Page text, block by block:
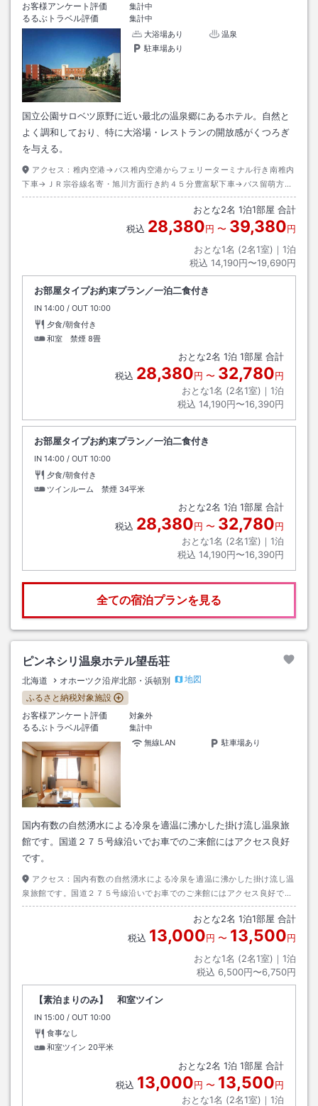
お客様アンケート評価
集計中
るるぶトラベル評価
集計中
大浴場あり
温泉
駐車場あり
国立公園サロベツ原野に近い最北の温泉郷にあるホテル。自然と
よく調和しており、特に大浴場・レストランの開放感がくつろぎ
を与える。
アクセス： 稚内空港→バス稚内空港からフェリーターミナル行き南稚内
下車→ＪＲ宗谷線名寄・旭川方面行き約４５分豊富駅下車→バス留萌方面
行き温泉行き約１５分豊富温泉スキー場前下車
おとな2名 1泊1部屋 合計
税込 28,380円 〜 39,380円
おとな1名 (2名1室)｜ 1泊
税込 14,190円〜19,690円
お部屋タイプお約束プラン／一泊二食付き
IN チェックイン
14:00 / OUT チェックアウト
10:00
夕食/朝食付き
和室 禁煙 8畳
おとな2名 1泊 1部屋 合計
税込 28,380円 〜 32,780円
おとな1名 (2名1室)｜ 1泊
税込 14,190円〜16,390円
お部屋タイプお約束プラン／一泊二食付き
IN チェックイン
14:00 / OUT チェックアウト
10:00
夕食/朝食付き
ツインルーム 禁煙 34平米
おとな2名 1泊 1部屋 合計
税込 28,380円 〜 32,780円
おとな1名 (2名1室)｜ 1泊
税込 14,190円〜16,390円
全ての宿泊プランを見る
ピンネシリ温泉ホテル望岳荘
北海道 オホーツク沿岸北部・浜頓別
地図
ふるさと納税対象施設
お客様アンケート評価
対象外
るるぶトラベル評価
集計中
無線LAN
駐車場あり
国内有数の自然湧水による冷泉を適温に沸かした掛け流し温泉旅
館です。国道２７５号線沿いでお車でのご来館にはアクセス良好
です。
アクセス： 国内有数の自然湧水による冷泉を適温に沸かした掛け流し温
泉旅館です。国道２７５号線沿いでお車でのご来館にはアクセス良好で
す。
おとな2名 1泊1部屋 合計
税込 13,000円 〜 13,500円
おとな1名 (2名1室)｜ 1泊
税込 6,500円〜6,750円
【素泊まりのみ】 和室ツイン
IN チェックイン
15:00 / OUT チェックアウト
10:00
食事なし
和室ツイン 20平米
おとな2名 1泊 1部屋 合計
税込 13,000円 〜 13,500円
おとな1名 (2名1室)｜ 1泊